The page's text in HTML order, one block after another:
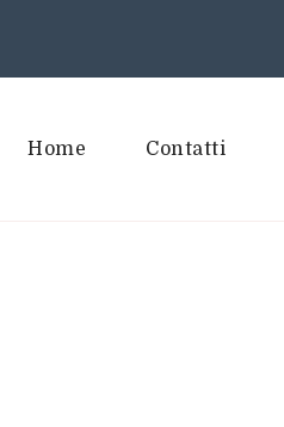
Home Contatti